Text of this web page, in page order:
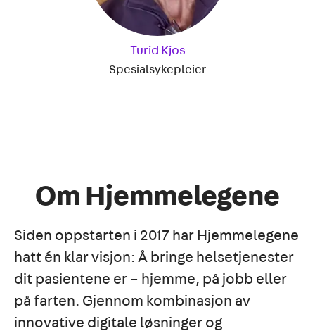
Turid Kjos
Spesialsykepleier
Om Hjemmelegene
Siden oppstarten i 2017 har Hjemmelegene
hatt én klar visjon: Å bringe helsetjenester
dit pasientene er – hjemme, på jobb eller
på farten. Gjennom kombinasjon av
innovative digitale løsninger og